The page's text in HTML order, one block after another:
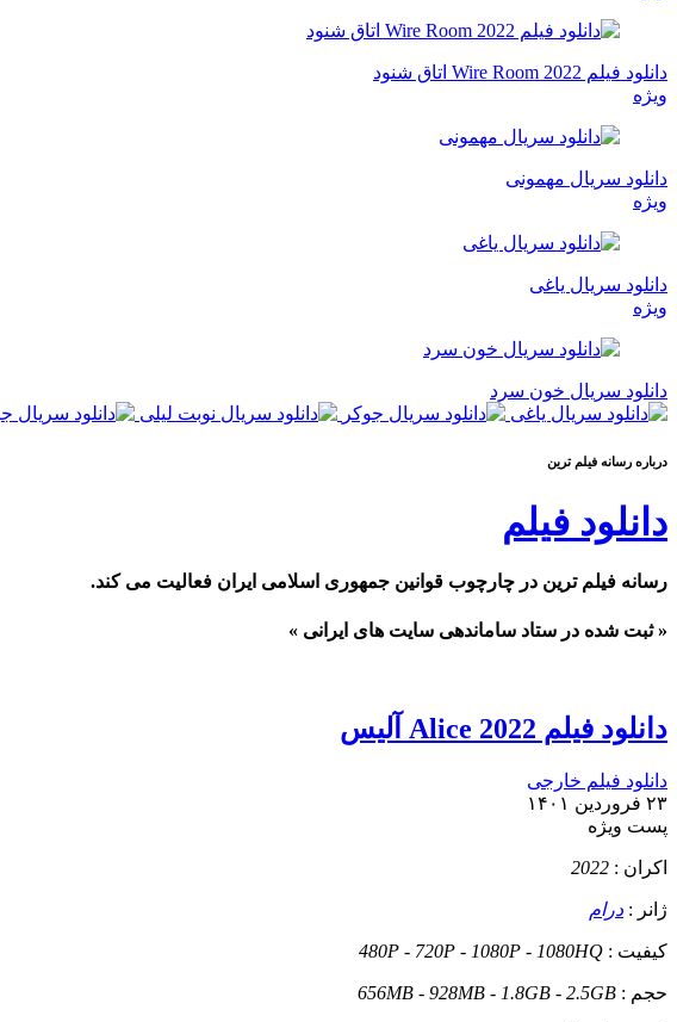
دانلود فیلم Wire Room 2022 اتاق شنود
ویژه
دانلود سریال مهمونی
ویژه
دانلود سریال یاغی
ویژه
دانلود سریال خون سرد
درباره رسانه فيلم ترين
دانلود فیلم
رسانه فیلم ترین در چارچوب قوانین جمهوری اسلامی ایران فعالیت می کند.
« ثبت شده در ستاد ساماندهی سایت های ایرانی »
دانلود فیلم Alice 2022 آلیس
دانلود فیلم خارجی
۲۳ فروردین ۱۴۰۱
پست ويژه
اکران : 2022
ژانر : درام
کيفيت : 480P - 720P - 1080P - 1080HQ
حجم : 656MB - 928MB - 1.8GB - 2.5GB